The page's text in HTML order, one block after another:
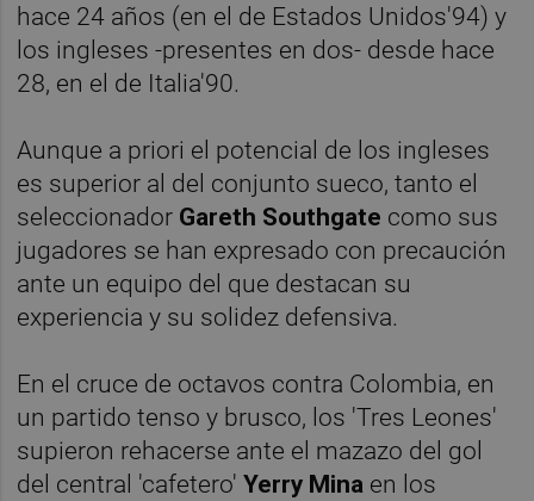
hace 24 años (en el de Estados Unidos'94) y
los ingleses -presentes en dos- desde hace
28, en el de Italia'90.
Aunque a priori el potencial de los ingleses
es superior al del conjunto sueco, tanto el
seleccionador Gareth Southgate como sus
jugadores se han expresado con precaución
ante un equipo del que destacan su
experiencia y su solidez defensiva.
En el cruce de octavos contra Colombia, en
un partido tenso y brusco, los 'Tres Leones'
supieron rehacerse ante el mazazo del gol
del central 'cafetero'Yerry Mina en los